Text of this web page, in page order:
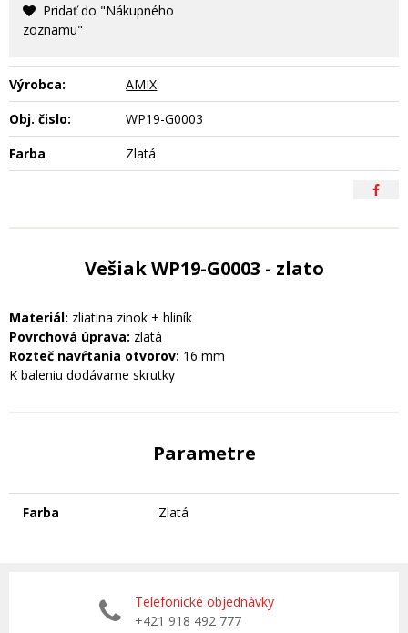
Pridať do "Nákupného
zoznamu"
Výrobca:
AMIX
Obj. čislo:
WP19-G0003
Farba
Zlatá
Vešiak WP19-G0003 - zlato
Materiál: zliatina zinok + hliník
Povrchová úprava: zlatá
Rozteč navŕtania otvorov: 16 mm
K baleniu dodávame skrutky
Parametre
Farba Zlatá
Telefonické objednávky
+421 918 492 777